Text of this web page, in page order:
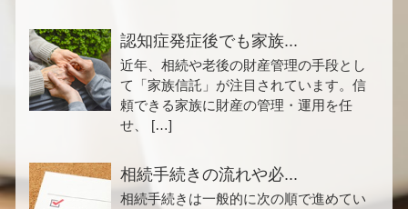
認知症発症後でも家族...
近年、相続や老後の財産管理の手段とし
て「家族信託」が注目されています。信
頼できる家族に財産の管理・運用を任
せ、 […]
相続手続きの流れや必...
相続手続きは一般的に次の順で進めてい